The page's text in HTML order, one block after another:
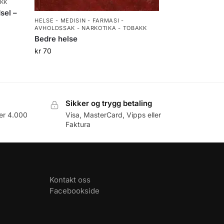
–
HELSE - MEDISIN - FARMASI -
AVHOLDSSAK - NARKOTIKA - TOBAKK
Bedre helse
kr 70
4.000
Sikker og trygg betaling
Visa, MasterCard, Vipps eller
Faktura
Kontakt oss
Facebookside